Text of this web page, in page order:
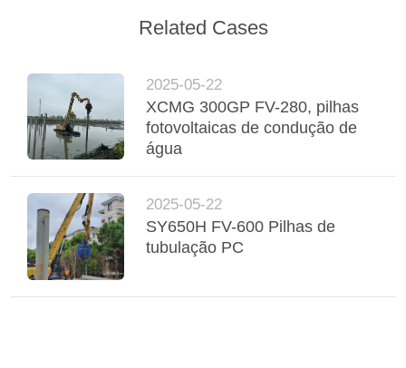
Related Cases
2025-05-22
XCMG 300GP FV-280, pilhas
fotovoltaicas de condução de
água
2025-05-22
SY650H FV-600 Pilhas de
tubulação PC